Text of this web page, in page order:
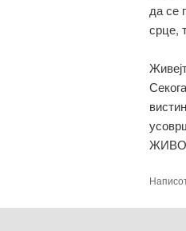
да се
срце,